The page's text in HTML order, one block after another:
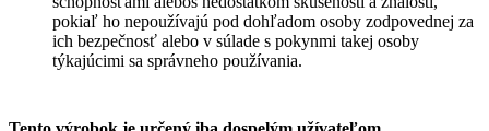
pokiaľ ho nepoužívajú pod dohľadom osoby zodpovednej za
ich bezpečnosť alebo v súlade s pokynmi takej osoby
týkajúcimi sa správneho používania.